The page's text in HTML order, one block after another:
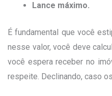
Lance máximo.
É fundamental que você
nesse valor, você deve
você espera receber no
respeite. Declinando, caso